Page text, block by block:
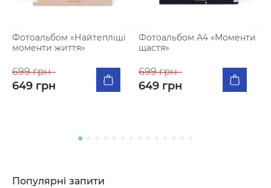
Фотоальбом «Найтепліші
моменти життя»
699 грн
649 грн
Фотоальбом А4 «Моменти
щастя»
699 грн
649 грн
Популярні запити